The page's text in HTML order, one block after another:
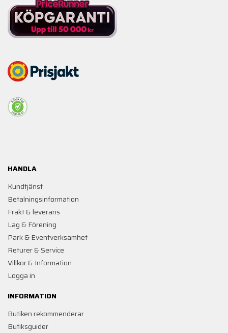
HANDLA
Kundtjänst
Betalningsinformation
Frakt & leverans
Lag & Förening
Park & Eventverksamhet
Returer & Service
Villkor & Information
Logga in
INFORMATION
Butiken rekommenderar
Butiksguider